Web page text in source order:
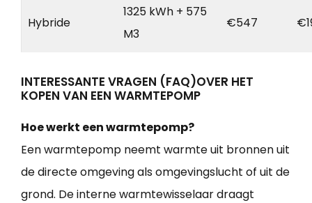
Hybride
1325 kWh + 575
M3
€547
INTERESSANTE VRAGEN (FAQ)OVER HET
KOPEN VAN EEN WARMTEPOMP
Hoe werkt een warmtepomp?
Een warmtepomp neemt warmte uit bronnen uit
de directe omgeving als omgevingslucht of uit de
grond. De interne warmtewisselaar draagt